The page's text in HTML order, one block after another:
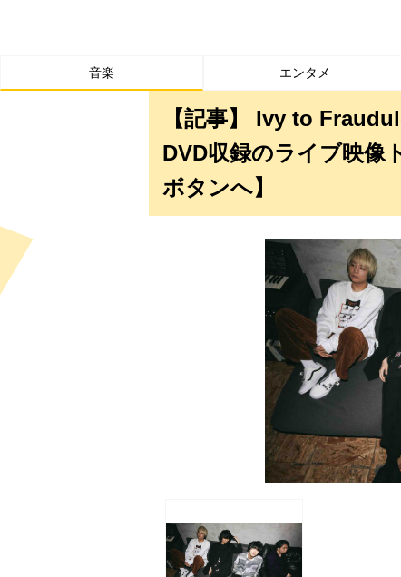
音楽 エンタメ
【記事】 Ivy to
DVD収録のライブ映像
ボタンへ】